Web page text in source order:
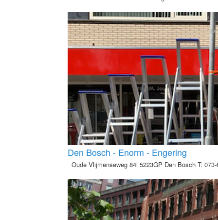
Den Bosch - Enorm - Engering
Oude Vlijmenseweg 84i 5223GP Den Bosch T: